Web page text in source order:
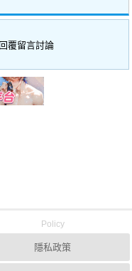
覆留言討論
Policy
隱私政策